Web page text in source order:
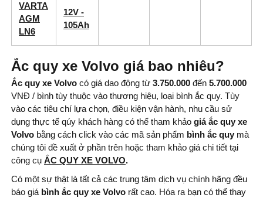
VARTA
AGM
LN6
12V -
105Ah
Ắc quy xe Volvo giá bao nhiêu?
Ắc quy xe Volvo có giá dao động từ 3.750.000 đến 5.700.000
VNĐ / bình tùy thuộc vào thương hiệu, loại bình ắc quy. Tùy
vào các tiêu chí lựa chọn, điều kiện vận hành, nhu cầu sử
dụng thực tế qúy khách hàng có thể tham khảo giá ắc quy xe
Volvo bằng cách click vào các mã sản phẩm bình ắc quy mà
chúng tôi đề xuất ở phần trên hoặc tham khảo giá chi tiết tại
công cụ ẮC QUY XE VOLVO.
Có một sự thật là tất cả các trung tâm dịch vụ chính hãng đều
báo giá bình ắc quy xe Volvo rất cao. Hóa ra bạn có thể thay